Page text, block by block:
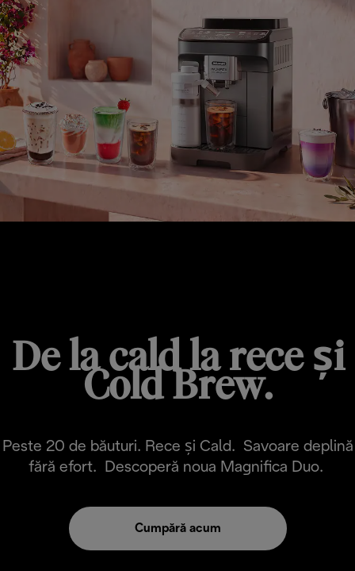
De la cald la rece și
Cold Brew.
Peste 20 de băuturi. Rece și Cald. Savoare deplină
fără efort. Descoperă noua Magnifica Duo.
Cumpără acum